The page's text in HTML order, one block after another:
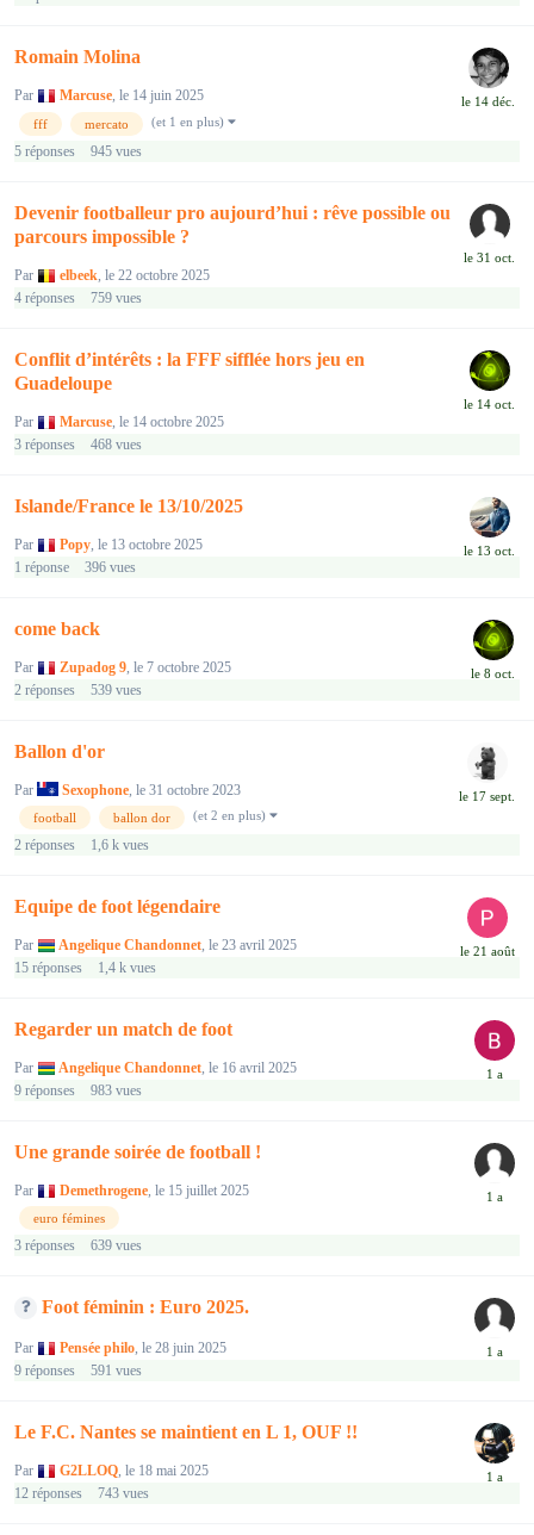
Romain Molina
Par Marcuse, le 14 juin 2025
fff mercato (et 1 en plus)
5 réponses 945 vues
Devenir footballeur pro aujourd’hui : rêve possible ou
parcours impossible ?
Par elbeek le 22 octobre 2025
4 réponses 759 vues
Conflit d’intérêts : la FFF sifflée hors jeu en
Guadeloupe
Par Marcuse le 14 octobre 2025
3 réponses 468 vues
Islande/France le 13/10/2025
Par Popy le 13 octobre 2025
1 réponse 396 vues
come back
Par Zupadog 9 le 7 octobre 2025
2 réponses 539 vues
Ballon d'or
Par Sexophone le 31 octobre 2023
football ballon dor (et 2 en plus)
2 réponses 1,6 k vues
Equipe de foot légendaire
Par Angelique Chandonnet, le 23 avril 2025
15 réponses 1,4 k vues
Regarder un match de foot
Par Angelique Chandonnet, le 16 avril 2025
9 réponses 983 vues
Une grande soirée de football !
Par Demethrogene, le 15 juillet 2025
euro fémines
3 réponses 639 vues
Foot féminin : Euro 2025.
Par Pensée philo, le 28 juin 2025
9 réponses 591 vues
Le F.C. Nantes se maintient en L 1, OUF !!
Par G2LLOQ, le 18 mai 2025
12 réponses 743 vues